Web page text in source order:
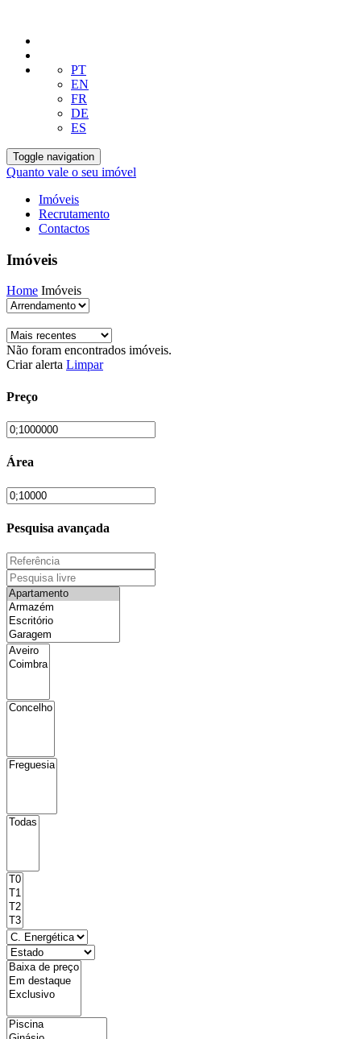
PT
EN
FR
DE
ES
Toggle navigation
Quanto vale o seu imóvel
Imóveis
Recrutamento
Contactos
Imóveis
Home Imóveis
Não foram encontrados imóveis.
Criar alerta Limpar
Preço
Área
Pesquisa avançada